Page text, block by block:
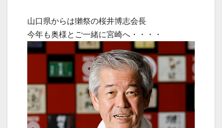
山口県からは獺祭の桜井博志会長
今年も奥様とご一緒に宮崎へ・・・・